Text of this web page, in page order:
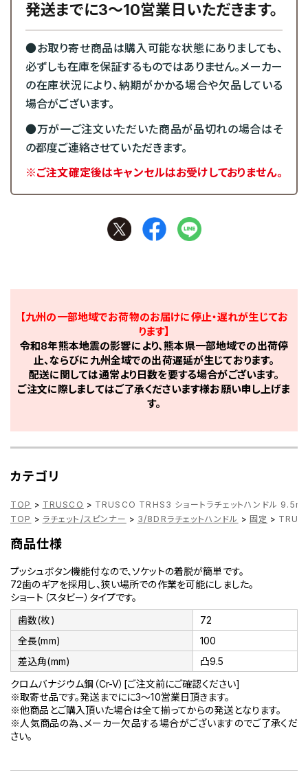
発送までに3～10営業日いただきます。
●お取り寄せ商品は購入可能な状態にありましても、
必ずしも在庫を保証するものではありません。メーカー
の在庫状況により、納期がかかる場合や欠品している
場合がございます。
●万が一ご注文いただいた商品が品切れの場合はそ
の都度ご連絡させていただきます。
※ご注文確定後はキャンセルはお受けしておりません。
【九州の一部地域でお荷物のお届けに停止・遅れが生じてお
ります】
令和8年熊本地震の影響により、熊本県一部地域での出荷停
止、ならびに九州全域での出荷遅延が生じております。
配送に関しては通常より日数を要する場合がございます。
ご注文に際しましてはご了承くださいます様お願い申し上げま
す。
カテゴリ
TOP > TRUSCO > TRUSCO TRHS3 ショートラチェットハンドル
TOP > ラチェット/スピンナー > 3/8DRラチェットハンドル > 固定 >
商品仕様
プッシュボタン機能付なので、ソケットの着脱が簡単です。
72歯のギアを採用し、狭い場所での作業を可能にしました。
ショート（スタビー）タイプです。
歯数(枚)
72
全長(mm)
100
差込角(mm)
凸9.5
クロムバナジウム鋼（Cr-V）[ご注文前にご確認ください]
※取寄せ品です。発送までにに3～10営業日頂きます。
※他商品とご購入頂いた場合は全て揃ってからの発送となります。
※人気商品の為、メーカー欠品する場合がございますのでご了承くだ
さい。